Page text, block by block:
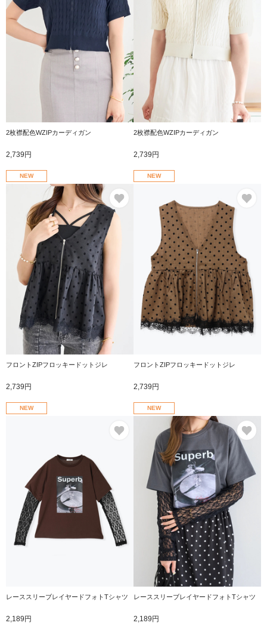
2枚襟配色WZIPカーディガン
2,739円
2枚襟配色WZIPカーディガン
2,739円
NEW
フロントZIPフロッキードットジレ
2,739円
NEW
フロントZIPフロッキードットジレ
2,739円
NEW
レーススリーブレイヤードフォトTシャツ
2,189円
NEW
レーススリーブレイヤードフォトTシャツ
2,189円